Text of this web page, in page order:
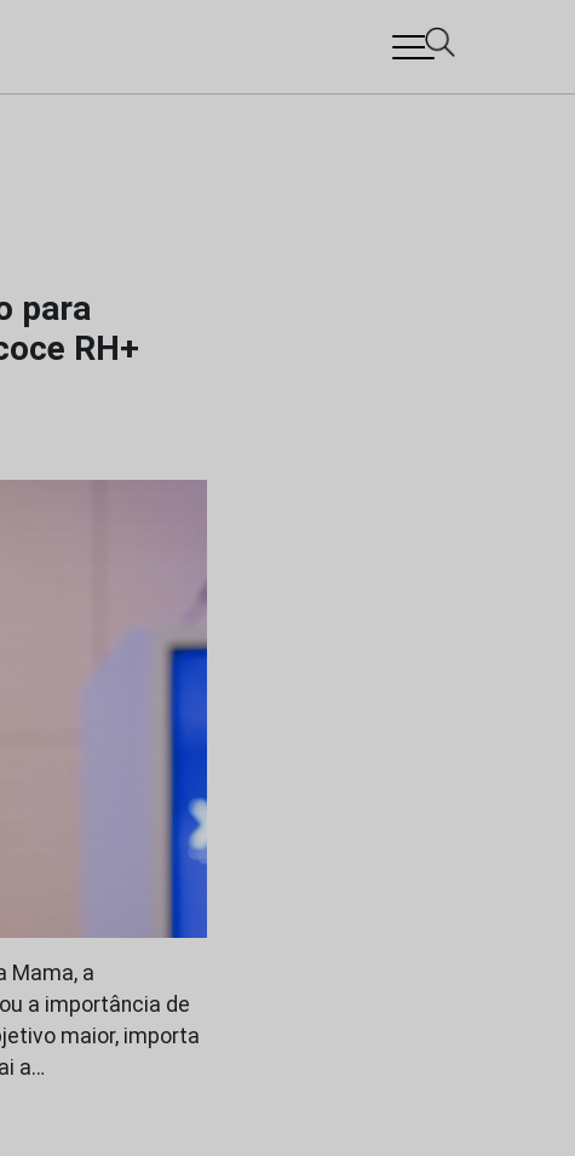
para
RH+
Mama, a
a importância de
maior, importa
a…